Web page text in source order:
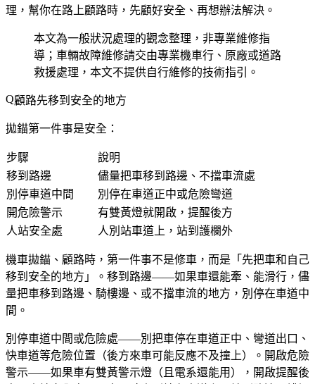
理，幫你在路上顧路時，先顧好安全、再想辦法解決。
本文為一般狀況處理的觀念整理，非專業維修指
導；車輛故障維修請交由專業機車行、原廠或道路
救援處理，本文不提供自行維修的技術指引。
顧路先移到安全的地方
拋錨第一件事是安全：
步驟
說明
移到路邊
儘量把車移到路邊、不擋車流處
別停車道中間
別停在車道正中或危險彎道
開危險警示
有雙黃燈就開啟，提醒後方
人站安全處
人別站車道上，站到護欄外
機車拋錨、顧路時，第一件事不是修車，而是「先把車和自己
移到安全的地方」。移到路邊——如果車還能牽、能滑行，儘
量把車移到路邊、騎樓邊、或不擋車流的地方，別停在車道中
間。
別停車道中間或危險處——別把車停在車道正中、彎道出口、
快車道等危險位置（後方來車可能反應不及撞上）。開啟危險
警示——如果車有雙黃警示燈（且電系還能用），開啟提醒後